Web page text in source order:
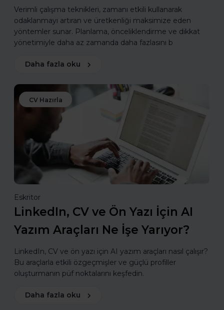
Verimli çalışma teknikleri, zamanı etkili kullanarak
odaklanmayı artıran ve üretkenliği maksimize eden
yöntemler sunar. Planlama, önceliklendirme ve dikkat
yönetimiyle daha az zamanda daha fazlasını b
Daha fazla oku
CV Hazırla
Eskritor
LinkedIn, CV ve Ön Yazı İçin AI
Yazım Araçları Ne İşe Yarıyor?
LinkedIn, CV ve ön yazı için AI yazım araçları nasıl çalışır?
Bu araçlarla etkili özgeçmişler ve güçlü profiller
oluşturmanın püf noktalarını keşfedin.
Daha fazla oku